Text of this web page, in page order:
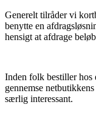
Generelt tilråder vi
benytte en
hensigt at afdrage
Inden folk bestiller
gennemse
særlig interessant.